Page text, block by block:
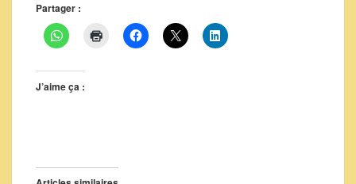
Partager :
J’aime ça :